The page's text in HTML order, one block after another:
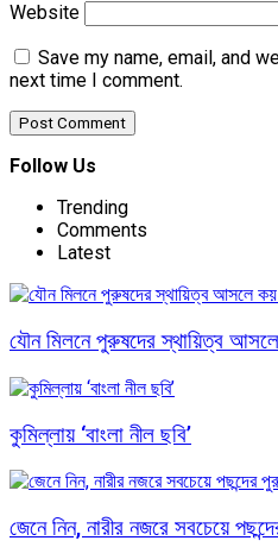
Website
Save my name, email, and
next time I comment.
Follow Us
Trending
Comments
Latest
যৌন মিলনে পুরুষদের স্থায়িত্ব
কুমিল্লায় ‘বাংলা নীল ছবি’
জেনে নিন, নারীর নজরে সবচেয়ে